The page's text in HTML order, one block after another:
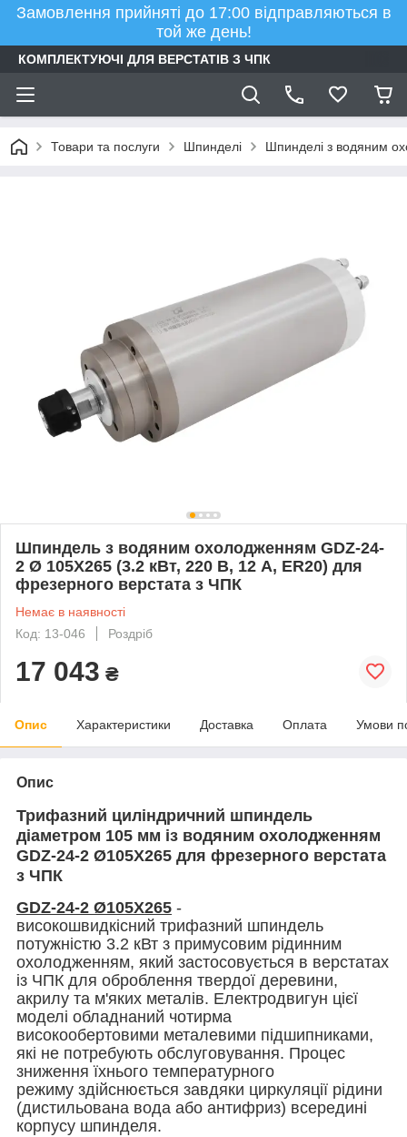
Замовлення прийняті до 17:00 відправляються в
той же день!
КОМПЛЕКТУЮЧІ ДЛЯ ВЕРСТАТІВ З ЧПК
Товари та послуги Шпинделі Шпинделі з водяним
Шпиндель з водяним охолодженням GDZ-24-
2 Ø 105X265 (3.2 кВт, 220 В, 12 А, ER20) для
фрезерного верстата з ЧПК
Немає в наявності
Код: 13-046
Роздріб
17 043 ₴
Опис Характеристики Доставка Оплата Умови
Опис
Трифазний циліндричний шпиндель
діаметром 105 мм із водяним охолодженням
GDZ-24-2 Ø105X265 для фрезерного верстата
з ЧПК
GDZ-24-2 Ø105X265 -
високошвидкісний трифазний шпиндель
потужністю 3.2 кВт з примусовим рідинним
охолодженням, який застосовується в верстатах
із ЧПК для оброблення твердої деревини,
акрилу та м'яких металів. Електродвигун цієї
моделі обладнаний чотирма
високообертовими металевими підшипниками,
які не потребують обслуговування. Процес
зниження їхнього температурного
режиму здійснюється завдяки циркуляції рідини
(дистильована вода або антифриз) всередині
корпусу шпинделя.